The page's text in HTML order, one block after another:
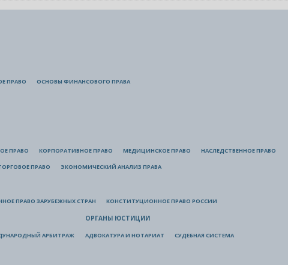
ПРАВО ОСНОВЫ ФИНАНСОВОГО ПРАВА
ПРАВО КОРПОРАТИВНОЕ ПРАВО МЕДИЦИНСКОЕ ПРАВО НАСЛЕДСТВЕННОЕ ПРАВО
ПРАВО ЭКОНОМИЧЕСКИЙ АНАЛИЗ ПРАВА
ПРАВО ЗАРУБЕЖНЫХ СТРАН КОНСТИТУЦИОННОЕ ПРАВО РОССИИ
АРБИТРАЖ
ОРГАНЫ ЮСТИЦИИ
АДВОКАТУРА И НОТАРИАТ СУДЕБНАЯ СИСТЕМА